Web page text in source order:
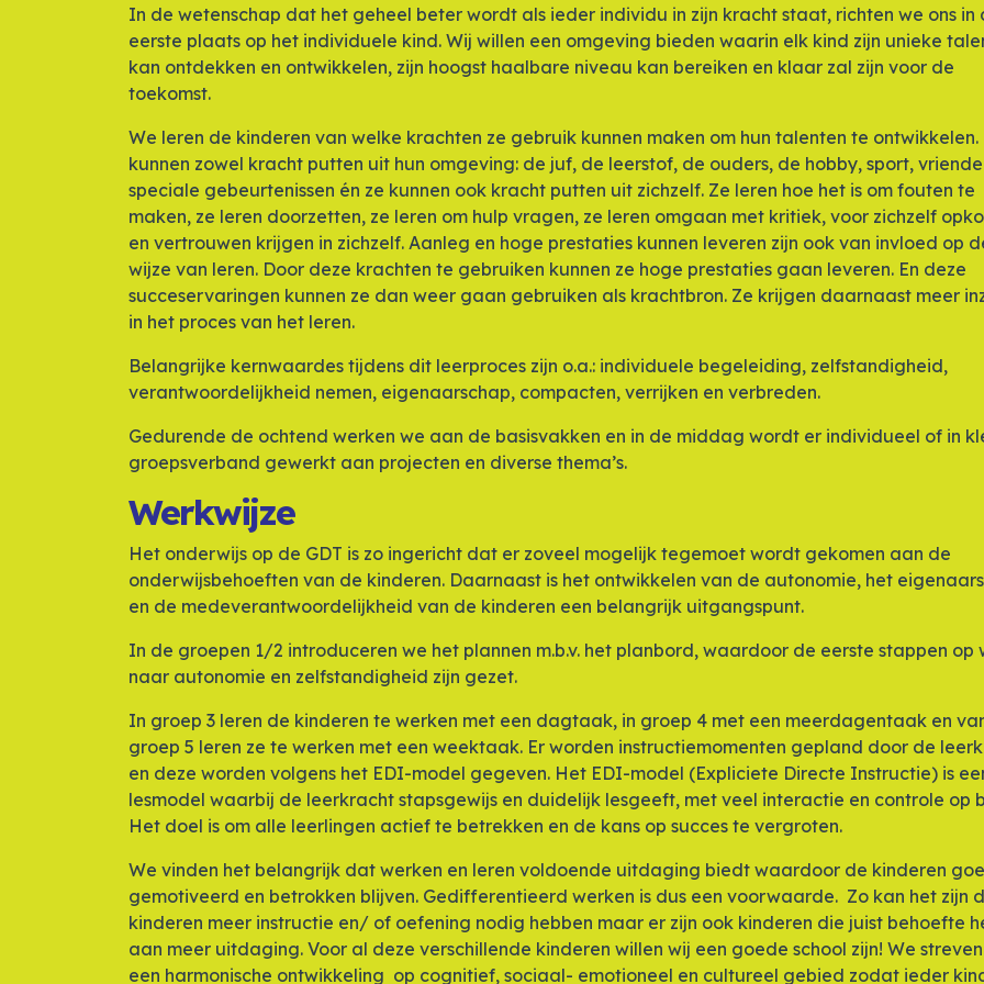
In de wetenschap dat het geheel beter wordt als ieder individu in zijn kracht staat, richten we ons in
eerste plaats op het individuele kind. Wij willen een omgeving bieden waarin elk kind zijn unieke
kan ontdekken en ontwikkelen, zijn hoogst haalbare niveau kan bereiken en klaar zal zijn voor de
toekomst.
We leren de kinderen van welke krachten ze gebruik kunnen maken om hun talenten te ontwikkelen.
kunnen zowel kracht putten uit hun omgeving: de juf, de leerstof, de ouders, de hobby, sport,
speciale gebeurtenissen én ze kunnen ook kracht putten uit zichzelf. Ze leren hoe het is om fouten te
maken, ze leren doorzetten, ze leren om hulp vragen, ze leren omgaan met kritiek, voor zichzelf
en vertrouwen krijgen in zichzelf. Aanleg en hoge prestaties kunnen leveren zijn ook van invloed op
wijze van leren. Door deze krachten te gebruiken kunnen ze hoge prestaties gaan leveren. En deze
succeservaringen kunnen ze dan weer gaan gebruiken als krachtbron. Ze krijgen daarnaast meer
in het proces van het leren.
Belangrijke kernwaardes tijdens dit leerproces zijn o.a.: individuele begeleiding, zelfstandigheid,
verantwoordelijkheid nemen, eigenaarschap, compacten, verrijken en verbreden.
Gedurende de ochtend werken we aan de basisvakken en in de middag wordt er individueel of in
groepsverband gewerkt aan projecten en diverse thema’s.
Werkwijze
Het onderwijs op de GDT is zo ingericht dat er zoveel mogelijk tegemoet wordt gekomen aan de
onderwijsbehoeften van de kinderen. Daarnaast is het ontwikkelen van de autonomie, het
en de medeverantwoordelijkheid van de kinderen een belangrijk uitgangspunt.
In de groepen 1/2 introduceren we het plannen m.b.v. het planbord, waardoor de eerste stappen op
naar autonomie en zelfstandigheid zijn gezet.
In groep 3 leren de kinderen te werken met een dagtaak, in groep 4 met een meerdagentaak en
groep 5 leren ze te werken met een weektaak. Er worden instructiemomenten gepland door de
en deze worden volgens het EDI-model gegeven. Het EDI-model (Expliciete Directe Instructie) is
lesmodel waarbij de leerkracht stapsgewijs en duidelijk lesgeeft, met veel interactie en controle op
Het doel is om alle leerlingen actief te betrekken en de kans op succes te vergroten.
We vinden het belangrijk dat werken en leren voldoende uitdaging biedt waardoor de kinderen
gemotiveerd en betrokken blijven. Gedifferentieerd werken is dus een voorwaarde. Zo kan het zijn
kinderen meer instructie en/ of oefening nodig hebben maar er zijn ook kinderen die juist behoefte
aan meer uitdaging. Voor al deze verschillende kinderen willen wij een goede school zijn! We
een harmonische ontwikkeling op cognitief, sociaal- emotioneel en cultureel gebied zodat ieder